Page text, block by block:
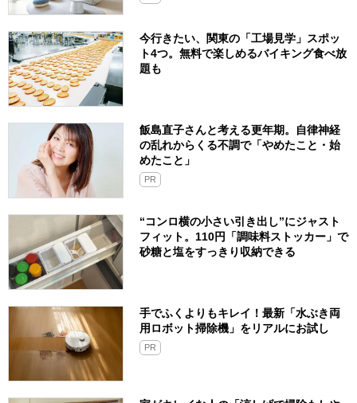
今行きたい、関東の「工場見学」スポッ
ト4つ。無料で楽しめるバイキング食べ放
題も
飯島直子さんと考える更年期。自律神経
の乱れからくる不調で「やめたこと・始
めたこと」
PR
“コンロ横の小さい引き出し”にジャスト
フィット。110円「調味料ストッカー」で
砂糖と塩をすっきり収納できる
手でふくよりもキレイ！最新「水ぶき両
用ロボット掃除機」をリアルにお試し
PR